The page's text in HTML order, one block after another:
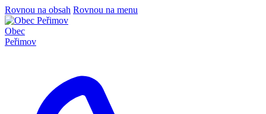
Rovnou na obsah Rovnou na menu
Obec
Peřimov